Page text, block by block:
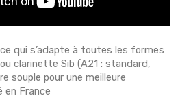
qui s’adapte à toutes les formes
clarinette Sib (A21 : standard,
souple pour une meilleure
en France